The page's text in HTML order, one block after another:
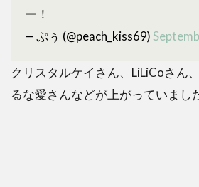
ー！
— ぷぅ (@peach_kiss69)
クリスタルケイさん、LiLiCoさん
るな愛さんなどが上がっていまし